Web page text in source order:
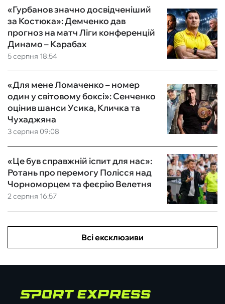
5 серпня 18:54
«Гурбанов значно досвідченіший
за Костюка»: Демченко дав
прогноз на матч Ліги конференцій
Динамо – Карабах
3 серпня 09:08
«Для мене Ломаченко – номер
один у світовому боксі»: Сенченко
оцінив шанси Усика, Кличка та
Чухаджяна
2 серпня 16:57
«Це був справжній іспит для нас»:
Ротань про перемогу Полісся над
Чорноморцем та феєрію Велетня
Всі ексклюзиви